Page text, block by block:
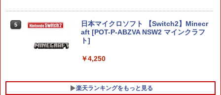
5
日本マイクロソフト 【Switch2】Minecr
aft [POT-P-ABZVA NSW2 マインクラフ
ト]
￥4,250
楽天ランキングをもっと見る